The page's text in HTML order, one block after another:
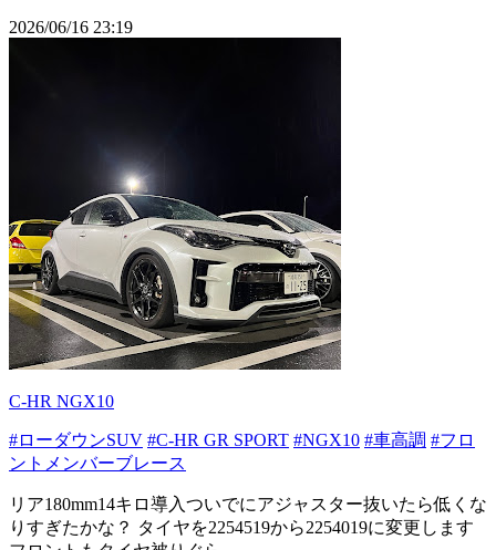
2026/06/16 23:19
C-HR NGX10
#ローダウンSUV #C-HR GR SPORT #NGX10 #車高調 #フロ
ントメンバーブレース
リア180mm14キロ導入ついでにアジャスター抜いたら低くな
りすぎたかな？ タイヤを2254519から2254019に変更します